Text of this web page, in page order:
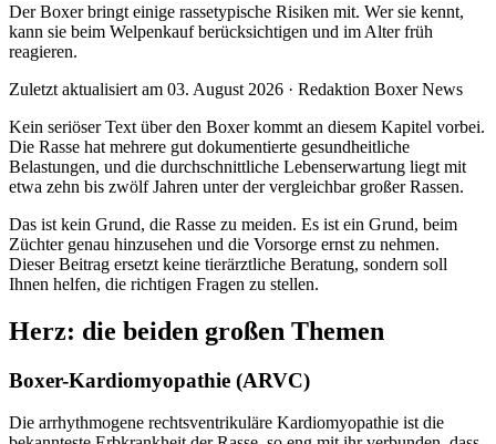
Der Boxer bringt einige rassetypische Risiken mit. Wer sie kennt,
kann sie beim Welpenkauf berücksichtigen und im Alter früh
reagieren.
Zuletzt aktualisiert am 03. August 2026 · Redaktion Boxer News
Kein seriöser Text über den Boxer kommt an diesem Kapitel vorbei.
Die Rasse hat mehrere gut dokumentierte gesundheitliche
Belastungen, und die durchschnittliche Lebenserwartung liegt mit
etwa zehn bis zwölf Jahren unter der vergleichbar großer Rassen.
Das ist kein Grund, die Rasse zu meiden. Es ist ein Grund, beim
Züchter genau hinzusehen und die Vorsorge ernst zu nehmen.
Dieser Beitrag ersetzt keine tierärztliche Beratung, sondern soll
Ihnen helfen, die richtigen Fragen zu stellen.
Herz: die beiden großen Themen
Boxer-Kardiomyopathie (ARVC)
Die arrhythmogene rechtsventrikuläre Kardiomyopathie ist die